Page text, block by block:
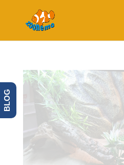
BLOG